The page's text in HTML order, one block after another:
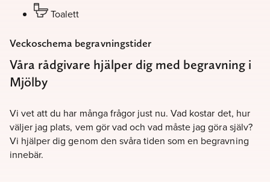
Toalett
Veckoschema begravningstider
Våra rådgivare hjälper dig med begravning i
Mjölby
Vi vet att du har många frågor just nu. Vad kostar det, hur
väljer jag plats, vem gör vad och vad måste jag göra själv?
Vi hjälper dig genom den svåra tiden som en begravning
innebär.